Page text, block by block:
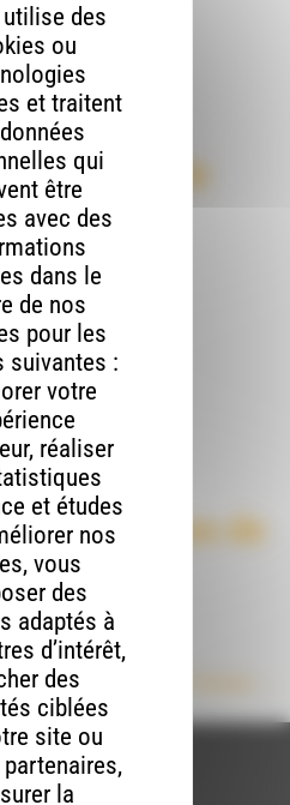
7
Oddon de
N°99
Rencontres de
utilise des
ou
et traitent
qui
être
avec des
dans le
de nos
pour les
suivantes :
votre
réaliser
et études
nos
vous
des
adaptés à
d’intérêt,
des
ciblées
site ou
la